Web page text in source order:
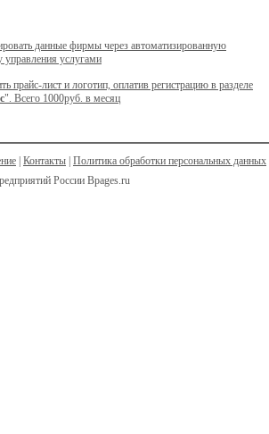
данные фирмы через автоматизированную
управления услугами
прайс-лист и логотип, оплатив регистрацию в разделе
". Всего 1000руб. в месяц
Контакты Политика обработки персональных данных
России Bpages.ru